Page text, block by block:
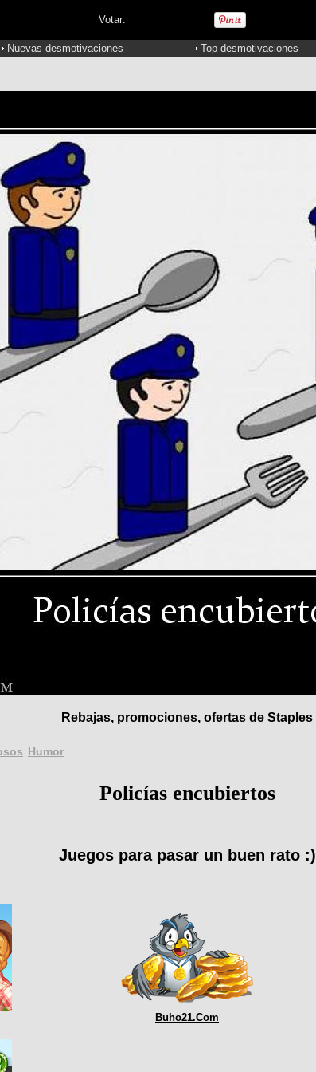
Votar:
Nuevas desmotivaciones Top desmotivaciones
Rebajas, promociones, ofertas de Staples
Humor
Policías encubiertos
Juegos para pasar un buen rato :)
Buho21.Com